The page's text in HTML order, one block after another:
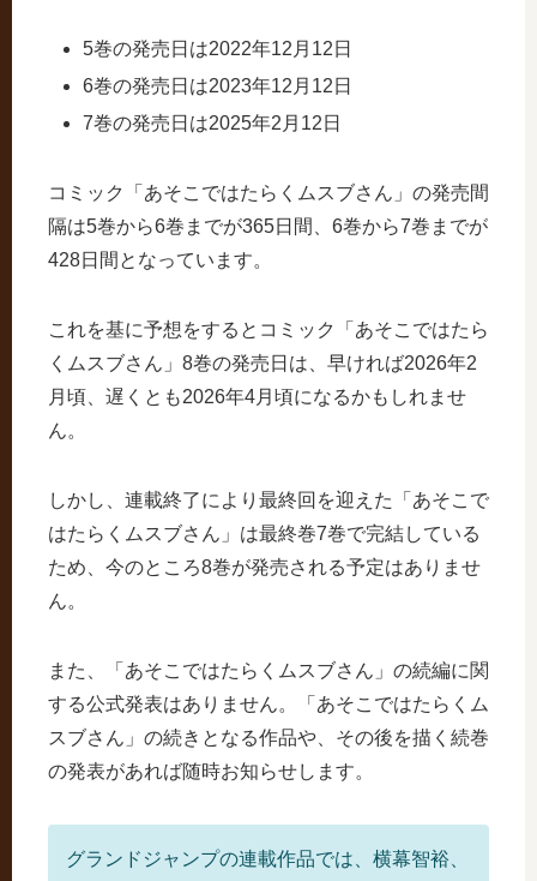
5巻の発売日は2022年12月12日
6巻の発売日は2023年12月12日
7巻の発売日は2025年2月12日
コミック「あそこではたらくムスブさん」の発売間
隔は5巻から6巻までが365日間、6巻から7巻までが
428日間となっています。
これを基に予想をするとコミック「あそこではたら
くムスブさん」8巻の発売日は、早ければ2026年2
月頃、遅くとも2026年4月頃になるかもしれませ
ん。
しかし、連載終了により最終回を迎えた「あそこで
はたらくムスブさん」は最終巻7巻で完結している
ため、今のところ8巻が発売される予定はありませ
ん。
また、「あそこではたらくムスブさん」の続編に関
する公式発表はありません。「あそこではたらくム
スブさん」の続きとなる作品や、その後を描く続巻
の発表があれば随時お知らせします。
グランドジャンプの連載作品では、横幕智裕、